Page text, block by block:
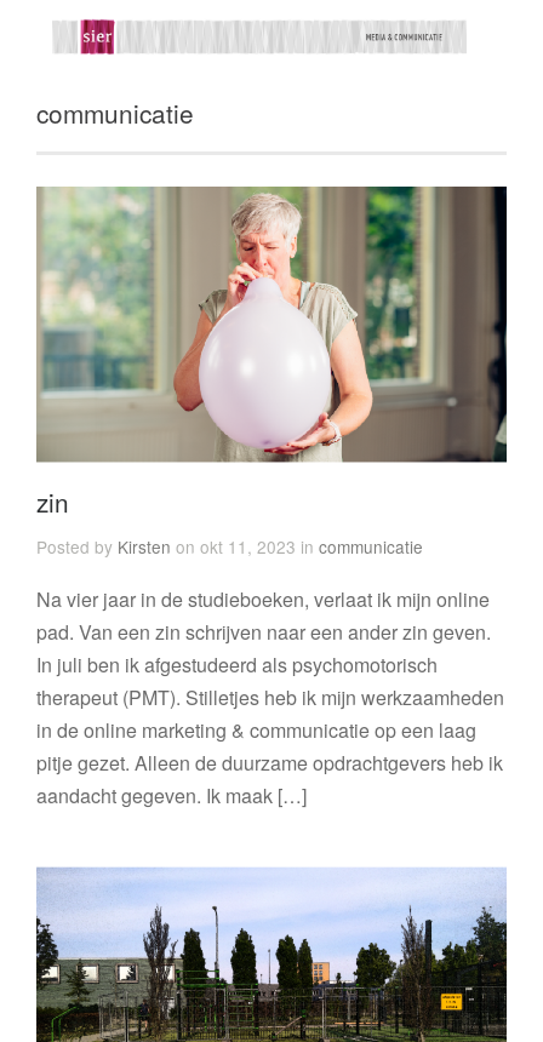
communicatie
zin
Posted by Kirsten on okt 11, 2023 in communicatie
Na vier jaar in de studieboeken, verlaat ik mijn online
pad. Van een zin schrijven naar een ander zin geven.
In juli ben ik afgestudeerd als psychomotorisch
therapeut (PMT). Stilletjes heb ik mijn werkzaamheden
in de online marketing & communicatie op een laag
pitje gezet. Alleen de duurzame opdrachtgevers heb ik
aandacht gegeven. Ik maak […]